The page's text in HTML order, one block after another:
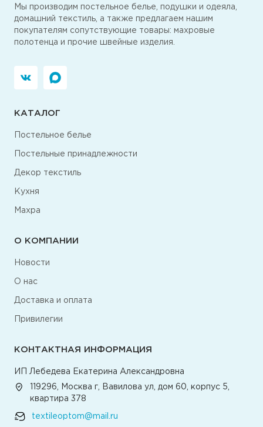
Мы производим постельное белье, подушки и одеяла,
домашний текстиль, а также предлагаем нашим
покупателям сопутствующие товары: махровые
полотенца и прочие швейные изделия.
КАТАЛОГ
Постельное белье
Постельные принадлежности
Декор текстиль
Кухня
Махра
О КОМПАНИИ
Новости
О нас
Доставка и оплата
Привилегии
КОНТАКТНАЯ ИНФОРМАЦИЯ
ИП Лебедева Екатерина Александровна
119296, Москва г, Вавилова ул, дом 60, корпус 5,
квартира 378
textileoptom@mail.ru